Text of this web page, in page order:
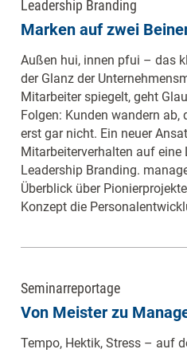
Leadership Branding
Marken auf zwei
Außen hui, innen pfui – das
der Glanz der
Mitarbeiter spiegelt, geht
Folgen: Kunden wandern
erst gar nicht. Ein neuer
Mitarbeiterverhalten auf eine
Leadership Branding.
Überblick über
Konzept die
Seminarreportage
Von Meister zu
Tempo, Hektik, Stress – auf